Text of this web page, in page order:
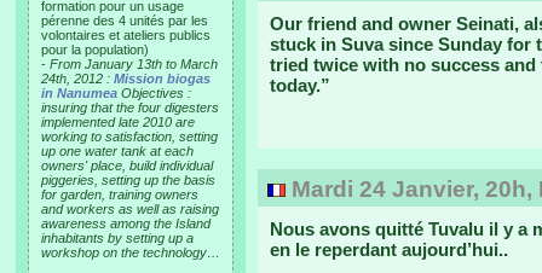
formation pour un usage
pérenne des 4 unités par les
volontaires et ateliers publics
pour la population)
- From January 13th to March
24th, 2012 : Mission biogas
in Nanumea Objectives :
insuring that the four digesters
implemented late 2010 are
working to satisfaction, setting
up one water tank at each
owners' place, build individual
piggeries, setting up the basis
for garden, training owners
and workers as well as raising
awareness among the Island
inhabitants by setting up a
workshop on the technology…
Our friend and owner Seinati,
stuck in Suva since Sunday for
tried twice with no success
today.”
Mardi 24 Janvier,
Nous avons quitté Tuvalu il y a
en le reperdant aujourd’hui..